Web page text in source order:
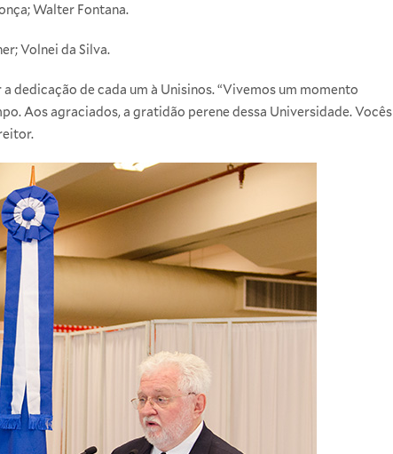
Walter Fontana.
Volnei da Silva.
de cada um à Unisinos. “Vivemos um momento
Aos agraciados, a gratidão perene dessa Universidade. Vocês